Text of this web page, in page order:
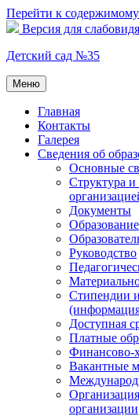
Перейти к содержимому
Версия для
Детский сад №35
Меню
Главная
Контакты
Галерея
Сведения об
Основные
Структура и
Документы
Образование
Руководство
Стипендии
Доступная
Платные
Финансово-
Вакантные
организации